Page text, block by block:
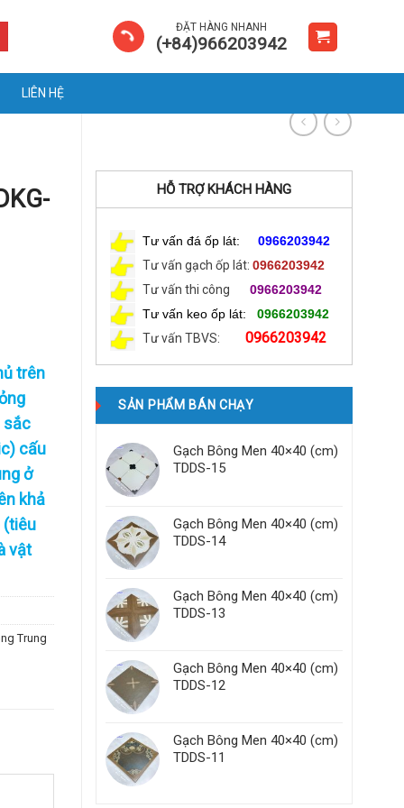
ĐẶT HÀNG NHANH
(+84)966203942
LIÊN HỆ
HỖ TRỢ KHÁCH HÀNG
Tư vấn đá ốp lát: 0966203942
Tư vấn gạch ốp lát: 0966203942
Tư vấn thi công
0966203942
Tư vấn keo ốp lát:
0966203942
Tư vấn TBVS:
0966203942
SẢN PHẨM BÁN CHẠY
Gạch Bông Men 40×40 (cm)
TDDS-15
Gạch Bông Men 40×40 (cm)
TDDS-14
Gạch Bông Men 40×40 (cm)
TDDS-13
Gạch Bông Men 40×40 (cm)
TDDS-12
Gạch Bông Men 40×40 (cm)
TDDS-11
trên
sắc
cấu
ở
khả
(tiêu
vật
Trung